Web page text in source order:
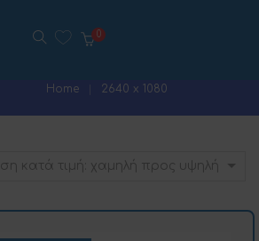
Home 2640 x 1080
κατά τιμή: χαμηλή προς υψηλή